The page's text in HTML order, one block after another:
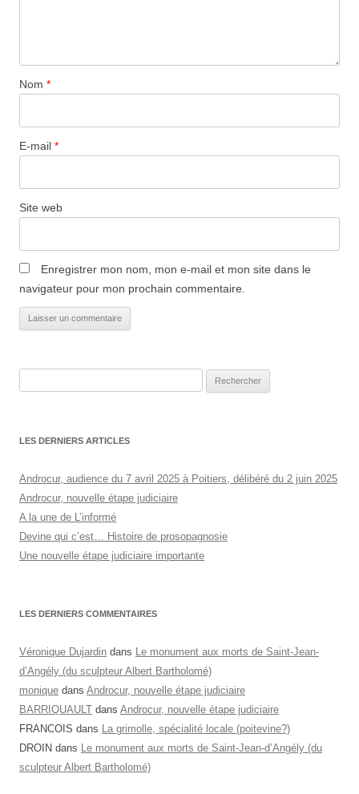
Nom *
E-mail *
Site web
Enregistrer mon nom, mon e-mail et mon site dans le
navigateur pour mon prochain commentaire.
LES DERNIERS ARTICLES
Androcur, audience du 7 avril 2025 à Poitiers, délibéré du 2 juin 2025
Androcur, nouvelle étape judiciaire
A la une de L’informé
Devine qui c’est… Histoire de prosopagnosie
Une nouvelle étape judiciaire importante
LES DERNIERS COMMENTAIRES
Véronique Dujardin dans Le monument aux morts de Saint-Jean-
d’Angély (du sculpteur Albert Bartholomé)
monique dans Androcur, nouvelle étape judiciaire
BARRIQUAULT dans Androcur, nouvelle étape judiciaire
FRANCOIS dans La grimolle, spécialité locale (poitevine?)
DROIN dans Le monument aux morts de Saint-Jean-d’Angély (du
sculpteur Albert Bartholomé)